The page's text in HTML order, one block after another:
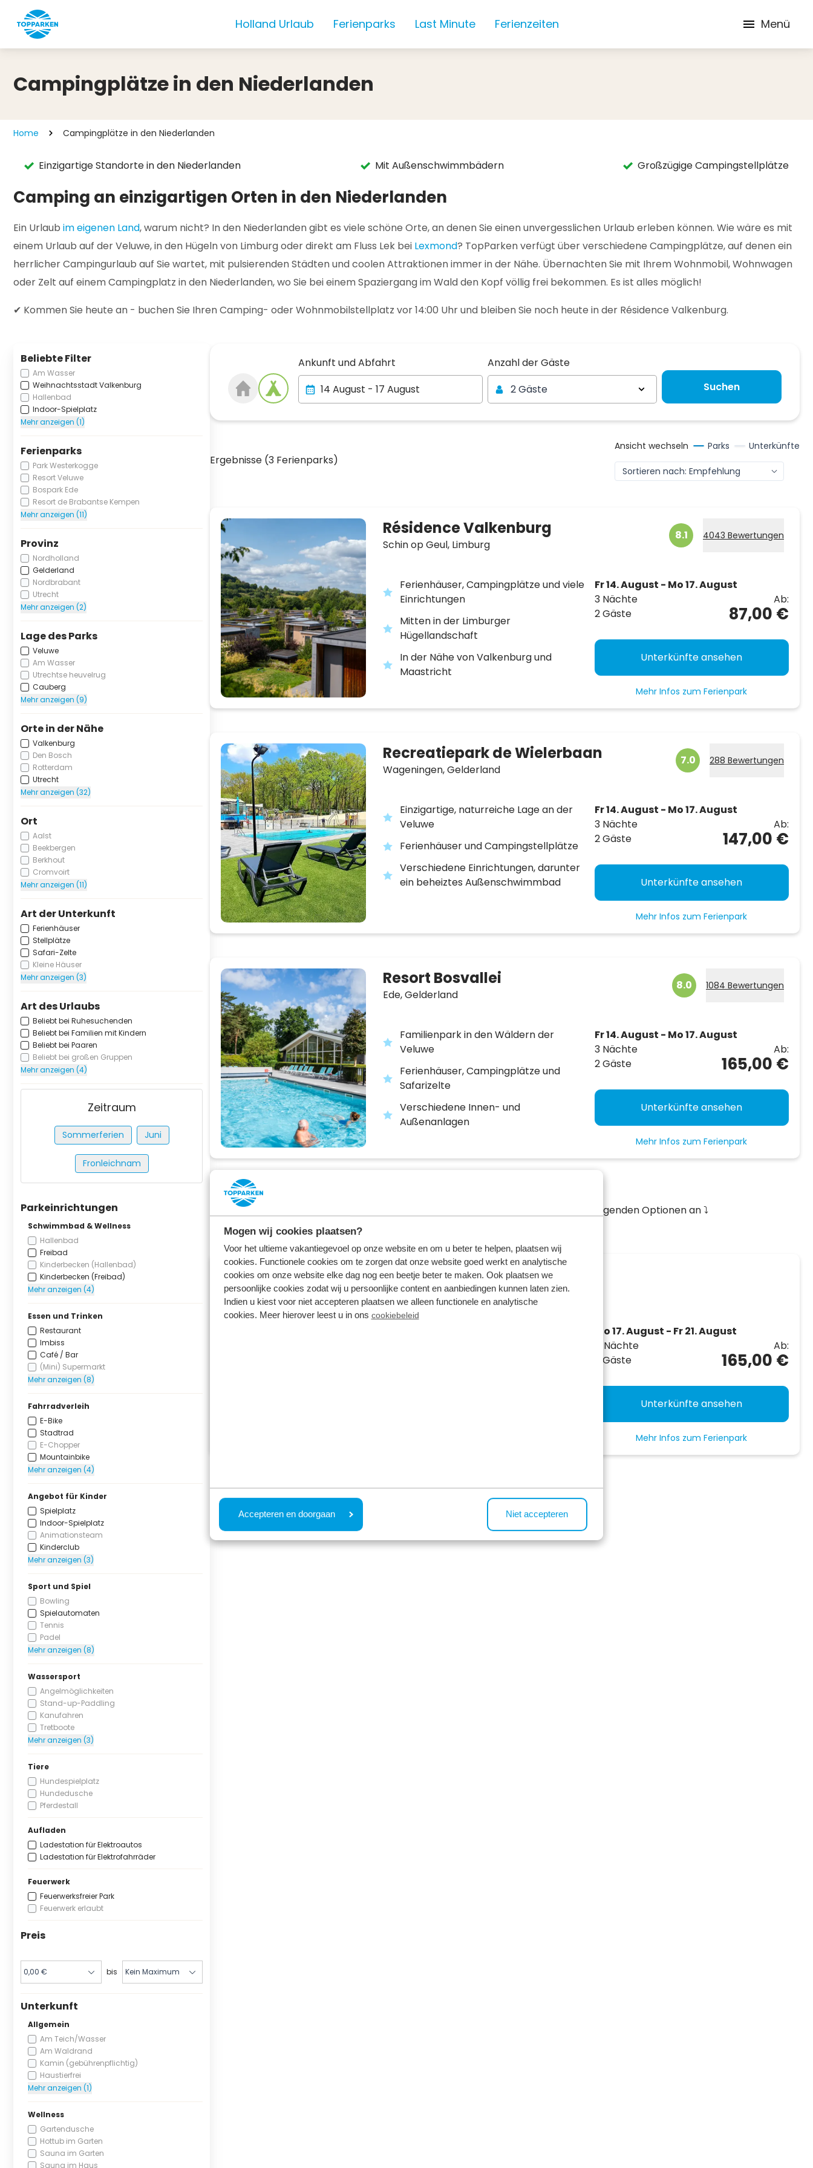
Mogen wij cookies plaatsen?
Voor het ultieme vakantiegevoel op onze website en om u beter te helpen, plaatsen wij
cookies. Functionele cookies om te zorgen dat onze website goed werkt en analytische
cookies om onze website elke dag nog een beetje beter te maken. Ook plaatsen we
persoonlijke cookies zodat wij u persoonlijke content en aanbiedingen kunnen laten zien.
Indien u kiest voor niet accepteren plaatsen we alleen functionele en analytische
cookies. Meer hierover leest u in ons cookiebeleid
Accepteren en doorgaan Niet accepteren
Holland Urlaub Ferienparks Last Minute Ferienzeiten Menü
Campingplätze in den Niederlanden
Home Campingplätze in den Niederlanden
Einzigartige Standorte in den Niederlanden Mit Außenschwimmbädern Großzügige Campingstellplätze
Camping an einzigartigen Orten in den Niederlanden
Ein Urlaub im eigenen Land, warum nicht? In den Niederlanden gibt es viele schöne Orte, an denen Sie einen unvergesslichen Urlaub erleben können. Wie wäre es mit
einem Urlaub auf der Veluwe, in den Hügeln von Limburg oder direkt am Fluss Lek bei Lexmond? TopParken verfügt über verschiedene Campingplätze, auf denen ein
herrlicher Campingurlaub auf Sie wartet, mit pulsierenden Städten und coolen Attraktionen immer in der Nähe. Übernachten Sie mit Ihrem Wohnmobil, Wohnwagen
oder Zelt auf einem Campingplatz in den Niederlanden, wo Sie bei einem Spaziergang im Wald den Kopf völlig frei bekommen. Es ist alles möglich!
✔ Kommen Sie heute an - buchen Sie Ihren Camping- oder Wohnmobilstellplatz vor 14:00 Uhr und bleiben Sie noch heute in der Résidence Valkenburg.
Beliebte Filter
Am Wasser
Weihnachtsstadt Valkenburg
Hallenbad
Indoor-Spielplatz
Mehr anzeigen (1)
Ferienparks
Park Westerkogge
Resort Veluwe
Bospark Ede
Resort de Brabantse Kempen
Mehr anzeigen (11)
Provinz
Nordholland
Gelderland
Nordbrabant
Utrecht
Mehr anzeigen (2)
Lage des Parks
Veluwe
Am Wasser
Utrechtse heuvelrug
Cauberg
Mehr anzeigen (9)
Orte in der Nähe
Valkenburg
Den Bosch
Rotterdam
Utrecht
Mehr anzeigen (32)
Ort
Aalst
Beekbergen
Berkhout
Cromvoirt
Mehr anzeigen (11)
Art der Unterkunft
Ferienhäuser
Stellplätze
Safari-Zelte
Kleine Häuser
Mehr anzeigen (3)
Art des Urlaubs
Beliebt bei Ruhesuchenden
Beliebt bei Familien mit Kindern
Beliebt bei Paaren
Beliebt bei großen Gruppen
Mehr anzeigen (4)
Zeitraum
Sommerferien Juni
Fronleichnam
Parkeinrichtungen
Schwimmbad & Wellness
Hallenbad
Freibad
Kinderbecken (Hallenbad)
Kinderbecken (Freibad)
Mehr anzeigen (4)
Essen und Trinken
Restaurant
Imbiss
Café / Bar
(Mini) Supermarkt
Mehr anzeigen (8)
Fahrradverleih
E-Bike
Stadtrad
E-Chopper
Mountainbike
Mehr anzeigen (4)
Angebot für Kinder
Spielplatz
Indoor-Spielplatz
Animationsteam
Kinderclub
Mehr anzeigen (3)
Sport und Spiel
Bowling
Spielautomaten
Tennis
Padel
Mehr anzeigen (8)
Wassersport
Angelmöglichkeiten
Stand-up-Paddling
Kanufahren
Tretboote
Mehr anzeigen (3)
Tiere
Hundespielplatz
Hundedusche
Pferdestall
Aufladen
Ladestation für Elektroautos
Ladestation für Elektrofahrräder
Feuerwerk
Feuerwerksfreier Park
Feuerwerk erlaubt
Preis
bis
Unterkunft
Allgemein
Am Teich/Wasser
Am Waldrand
Kamin (gebührenpflichtig)
Haustierfrei
Mehr anzeigen (1)
Wellness
Gartendusche
Hottub im Garten
Sauna im Garten
Sauna im Haus
Ankunft und Abfahrt Anzahl der Gäste
Anzahl der Gäste
2 Gäste
Suchen
Ergebnisse (3 Ferienparks)
Ansicht wechseln Parks Unterkünfte
Résidence Valkenburg
Schin op Geul, Limburg
8.1 4043 Bewertungen
Ferienhäuser, Campingplätze und viele
Einrichtungen
Mitten in der Limburger
Hügellandschaft
In der Nähe von Valkenburg und
Maastricht
Fr 14. August - Mo 17. August
3 Nächte
2 Gäste
Ab:
87,00 €
Unterkünfte ansehen
Mehr Infos zum Ferienpark
Recreatiepark de Wielerbaan
Wageningen,Gelderland
7.0 288 Bewertungen
Einzigartige, naturreiche Lage an der
Veluwe
Ferienhäuser und Campingstellplätze
Verschiedene Einrichtungen, darunter
ein beheiztes Außenschwimmbad
Fr 14. August - Mo 17. August
3 Nächte
2 Gäste
Ab:
147,00 €
Unterkünfte ansehen
Mehr Infos zum Ferienpark
Resort Bosvallei
Ede,Gelderland
8.0 1084 Bewertungen
Familienpark in den Wäldern der
Veluwe
Ferienhäuser, Campingplätze und
Safarizelte
Verschiedene Innen- und
Außenanlagen
Fr 14. August - Mo 17. August
3 Nächte
2 Gäste
Ab:
165,00 €
Unterkünfte ansehen
Mehr Infos zum Ferienpark
Das war Ihre Auswahl – hier kommt die Inspiration!
Wählen Sie einen anderen Anreise- und/oder Abreisetag oder sehen Sie sich die folgenden Optionen an ⤵️
Resort Lexmond
Lexmond, Utrecht
Mo 17. August - Fr 21. August
4 Nächte
2 Gäste
Ab:
165,00 €
Unterkünfte ansehen
Mehr Infos zum Ferienpark